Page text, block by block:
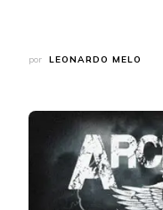
por LEONARDO MELO